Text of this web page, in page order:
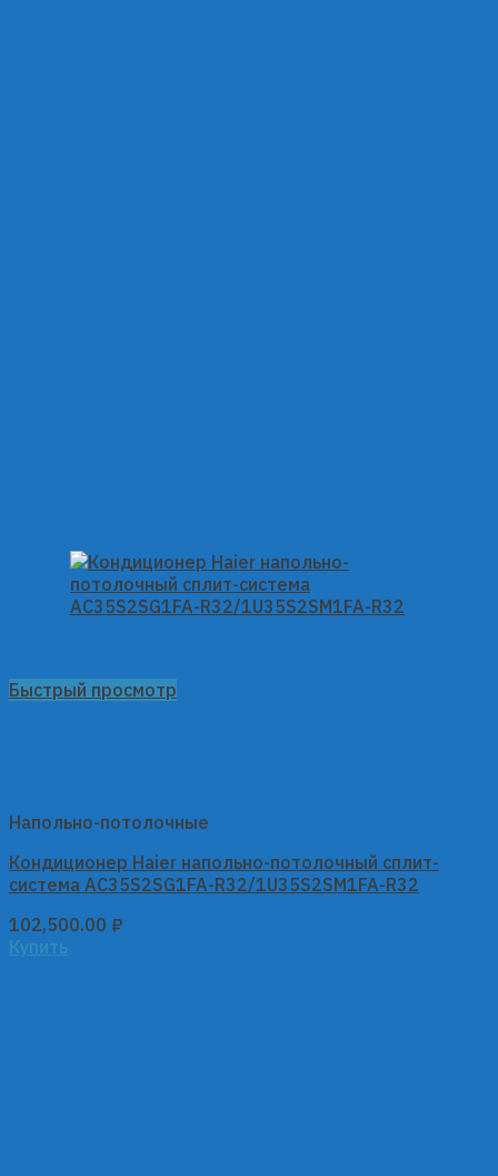
Быстрый просмотр
Напольно-потолочные
Кондиционер Haier напольно-потолочный сплит-
система AC35S2SG1FA-R32/1U35S2SM1FA-R32
102,500.00 ₽
Купить